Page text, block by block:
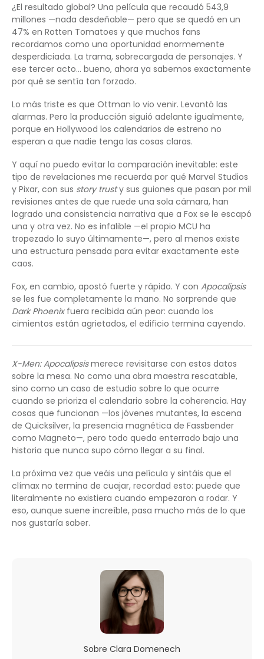
¿El resultado global? Una película que recaudó 543,9
millones —nada desdeñable— pero que se quedó en un
47% en Rotten Tomatoes y que muchos fans
recordamos como una oportunidad enormemente
desperdiciada. La trama, sobrecargada de personajes. Y
ese tercer acto… bueno, ahora ya sabemos exactamente
por qué se sentía tan forzado.
Lo más triste es que Ottman lo vio venir. Levantó las
alarmas. Pero la producción siguió adelante igualmente,
porque en Hollywood los calendarios de estreno no
esperan a que nadie tenga las cosas claras.
Y aquí no puedo evitar la comparación inevitable: este
tipo de revelaciones me recuerda por qué Marvel Studios
y Pixar, con sus story trusty sus guiones que pasan por mil
revisiones antes de que ruede una sola cámara, han
logrado una consistencia narrativa que a Fox se le escapó
una y otra vez. No es infalible —el propio MCU ha
tropezado lo suyo últimamente—, pero al menos existe
una estructura pensada para evitar exactamente este
caos.
Fox, en cambio, apostó fuerte y rápido. Y con Apocalipsis
se les fue completamente la mano. No sorprende que
Dark Phoenixfuera recibida aún peor: cuando los
cimientos están agrietados, el edificio termina cayendo.
X-Men: Apocalipsismerece revisitarse con estos datos
sobre la mesa. No como una obra maestra rescatable,
sino como un caso de estudio sobre lo que ocurre
cuando se prioriza el calendario sobre la coherencia. Hay
cosas que funcionan —los jóvenes mutantes, la escena
de Quicksilver, la presencia magnética de Fassbender
como Magneto—, pero todo queda enterrado bajo una
historia que nunca supo cómo llegar a su final.
La próxima vez que veáis una película y sintáis que el
clímax no termina de cuajar, recordad esto: puede que
literalmente no existiera cuando empezaron a rodar. Y
eso, aunque suene increíble, pasa mucho más de lo que
nos gustaría saber.
Sobre Clara Domenech